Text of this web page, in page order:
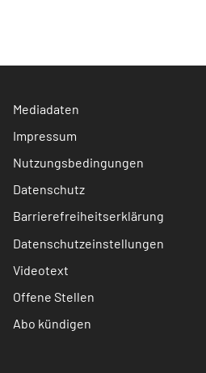
Mediadaten
Impressum
Nutzungsbedingungen
Datenschutz
Barrierefreiheitserklärung
Datenschutzeinstellungen
Videotext
Offene Stellen
Abo kündigen